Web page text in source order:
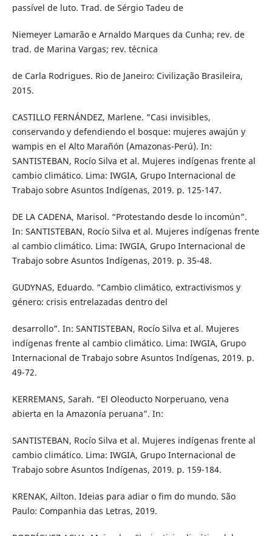
passível de luto. Trad. de Sérgio Tadeu de
Niemeyer Lamarão e Arnaldo Marques da Cunha; rev. de
trad. de Marina Vargas; rev. técnica
de Carla Rodrigues. Rio de Janeiro: Civilização Brasileira,
2015.
CASTILLO FERNÁNDEZ, Marlene. “Casi invisibles,
conservando y defendiendo el bosque: mujeres awajún y
wampis en el Alto Marañón (Amazonas-Perú). In:
SANTISTEBAN, Rocío Silva et al. Mujeres indígenas frente al
cambio climático. Lima: IWGIA, Grupo Internacional de
Trabajo sobre Asuntos Indígenas, 2019. p. 125-147.
DE LA CADENA, Marisol. “Protestando desde lo incomún”.
In: SANTISTEBAN, Rocío Silva et al. Mujeres indígenas frente
al cambio climático. Lima: IWGIA, Grupo Internacional de
Trabajo sobre Asuntos Indígenas, 2019. p. 35-48.
GUDYNAS, Eduardo. “Cambio climático, extractivismos y
género: crisis entrelazadas dentro del
desarrollo”. In: SANTISTEBAN, Rocío Silva et al. Mujeres
indígenas frente al cambio climático. Lima: IWGIA, Grupo
Internacional de Trabajo sobre Asuntos Indígenas, 2019. p.
49-72.
KERREMANS, Sarah. “El Oleoducto Norperuano, vena
abierta en la Amazonía peruana”. In:
SANTISTEBAN, Rocío Silva et al. Mujeres indígenas frente al
cambio climático. Lima: IWGIA, Grupo Internacional de
Trabajo sobre Asuntos Indígenas, 2019. p. 159-184.
KRENAK, Ailton. Ideias para adiar o fim do mundo. São
Paulo: Companhia das Letras, 2019.